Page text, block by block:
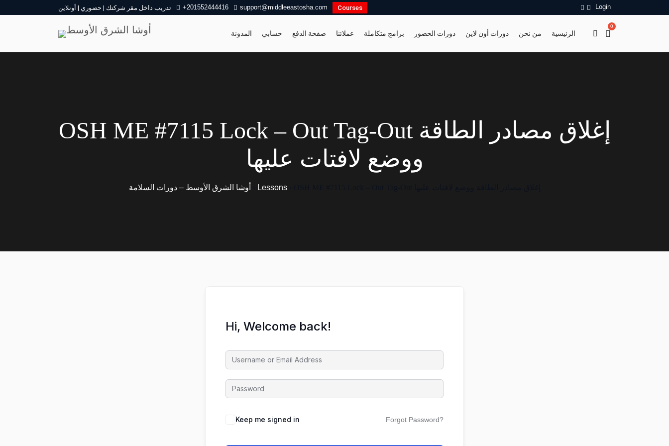
تدريب داخل مقر شركتك | حضوري | أونلاين +201552444416 support@middleeastosha.com Courses Login
الرئيسية من نحن دورات أون لاين دورات الحضور برامج متكاملة عملائنا صفحة الدفع حسابي المدونة
0
OSH ME #7115 Lock – Out Tag-Out إغلاق مصادر الطاقة
ووضع لافتات عليها
أوشا الشرق الأوسط – دورات السلامة Lessons›
Hi, Welcome back!
Keep me signed in Forgot Password?